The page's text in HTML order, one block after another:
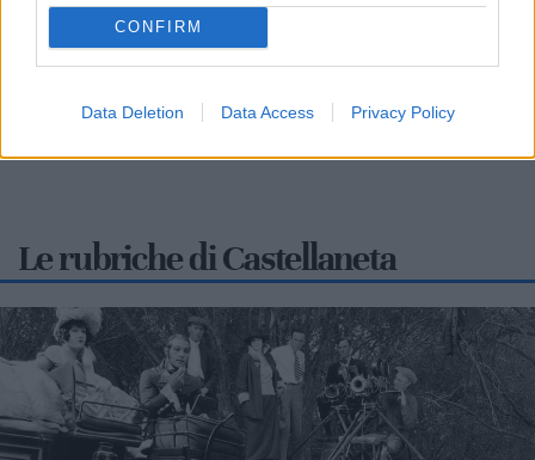
CONFIRM
Data Deletion Data Access Privacy Policy
celebrazione della solennità dell' Assunta con un triduo di
celebrazioni eucaristiche,...
Le rubriche di Castellaneta